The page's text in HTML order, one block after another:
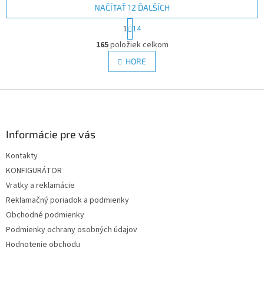
O
v
l
á
i
NAČÍTAŤ 12 ĎALŠÍCH
S
t
r
á
n
k
v
1 14
165položiek celkom
HORE
Informácie pre vás
Kontakty
KONFIGURÁTOR
Vratky a reklamácie
Reklamačný poriadok a podmienky
Obchodné podmienky
Podmienky ochrany osobných údajov
Hodnotenie obchodu